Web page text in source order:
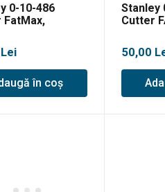
0-10-486
FatMax,
Lei
în coș
Stanley
Cutter
50,00